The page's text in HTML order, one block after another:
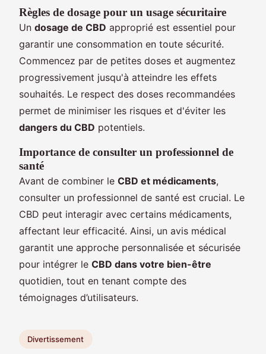
Règles de dosage pour un usage sécuritaire
Un dosage de CBD approprié est essentiel pour
garantir une consommation en toute sécurité.
Commencez par de petites doses et augmentez
progressivement jusqu'à atteindre les effets
souhaités. Le respect des doses recommandées
permet de minimiser les risques et d'éviter les
dangers du CBD potentiels.
Importance de consulter un professionnel de
santé
Avant de combiner le CBD et médicaments,
consulter un professionnel de santé est crucial. Le
CBD peut interagir avec certains médicaments,
affectant leur efficacité. Ainsi, un avis médical
garantit une approche personnalisée et sécurisée
pour intégrer le CBD dans votre bien-être
quotidien, tout en tenant compte des
témoignages d’utilisateurs.
Divertissement